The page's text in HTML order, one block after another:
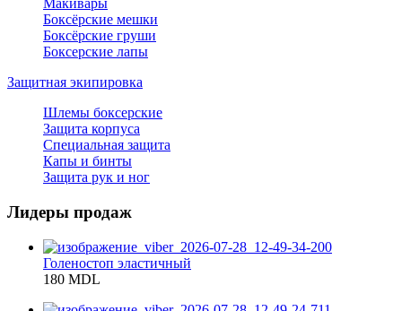
Макивары
Боксёрские мешки
Боксёрские груши
Боксерские лапы
Защитная экипировка
Шлемы боксерские
Защита корпуса
Специальная защита
Капы и бинты
Защита рук и ног
Лидеры продаж
Голеностоп эластичный
180 MDL